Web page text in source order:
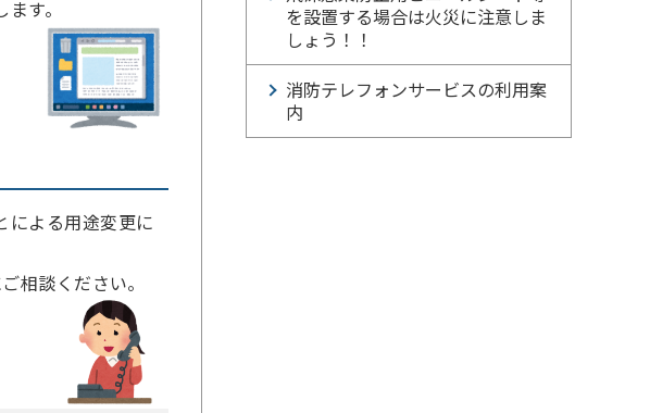
す。
による用途変更に
相談ください。
を設置する場合は火災に注意しま
しょう！！
消防テレフォンサービスの利用案
内